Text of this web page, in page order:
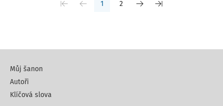
1 2
Můj šanon
Autoři
Klíčová slova